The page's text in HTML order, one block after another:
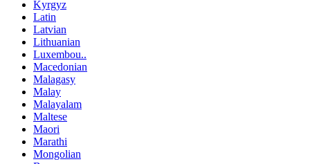
Kyrgyz
Latin
Latvian
Lithuanian
Luxembou..
Macedonian
Malagasy
Malay
Malayalam
Maltese
Maori
Marathi
Mongolian